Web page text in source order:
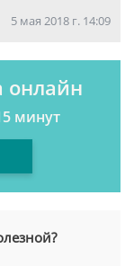
5 мая 2018 г. 14:09
онлайн
минут